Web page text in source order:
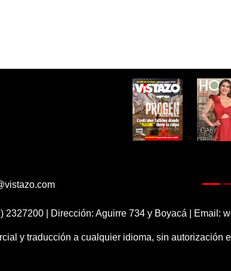
2327200 | Dirección: Aguirre 734 y Boyacá | Email:
y traducción a cualquier idioma, sin autorización